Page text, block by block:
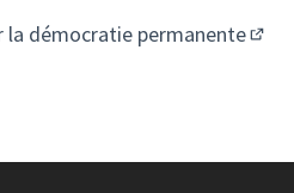
un nouvel onglet)
la démocratie permanente